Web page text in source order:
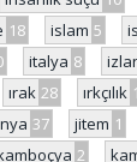
18 islam 5
italya 8
ırak 28 ırkçılık
37 jitem 1
2